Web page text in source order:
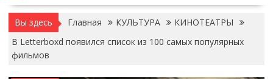
Вы здесь Главная КУЛЬТУРА
КИНОТЕАТРЫ
В Letterboxd появился список из 100 самых популярных
фильмов